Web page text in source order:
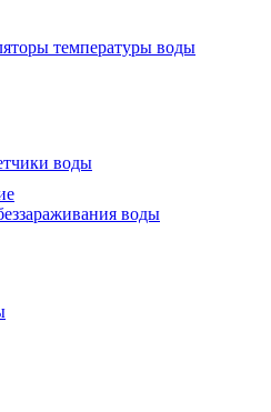
температуры воды
воды
воды